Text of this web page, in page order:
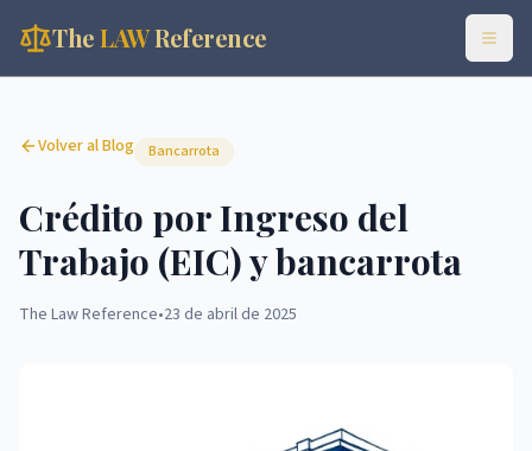
TheLAWReference
Volver al Blog Bancarrota
Crédito por Ingreso del
Trabajo (EIC) y bancarrota
The Law Reference•23 de abril de 2025